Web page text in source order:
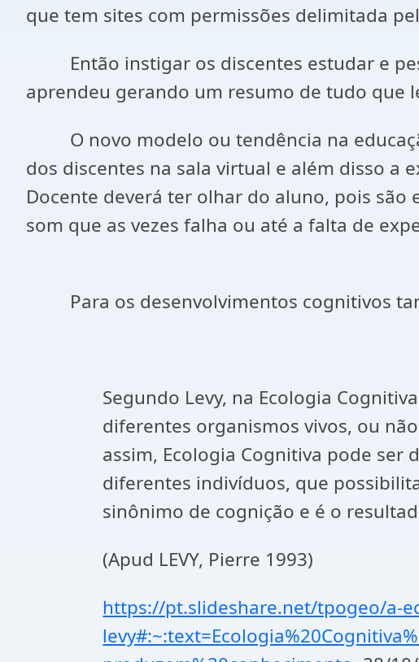
que tem sites com permissões delimitada
Então instigar os discentes estudar e
aprendeu gerando um resumo de tudo que
O novo modelo ou tendência na
dos discentes na sala virtual e além disso a
Docente deverá ter olhar do aluno, pois
som que as vezes falha ou até a falta de
Para os desenvolvimentos cognitivos
Segundo Levy, na Ecologia
diferentes organismos vivos, ou
assim, Ecologia Cognitiva pode ser
diferentes indivíduos, que
sinônimo de cognição e é o
(Apud LEVY, Pierre 1993)
https://pt.slideshare.net/tpogeo/a-